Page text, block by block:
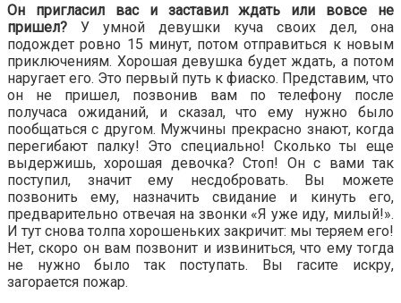
Он пригласил вас и заставил ждать или вовсе не
пришел? У умной девушки куча своих дел, она
подождет ровно 15 минут, потом отправиться к новым
приключениям. Хорошая девушка будет ждать, а потом
наругает его. Это первый путь к фиаско. Представим, что
он не пришел, позвонив вам по телефону после
получаса ожиданий, и сказал, что ему нужно было
пообщаться с другом. Мужчины прекрасно знают, когда
перегибают палку! Это специально! Сколько ты еще
выдержишь, хорошая девочка? Стоп! Он с вами так
поступил, значит ему несдобровать. Вы можете
позвонить ему, назначить свидание и кинуть его,
предварительно отвечая на звонки «Я уже иду, милый!».
И тут снова толпа хорошеньких закричит: мы теряем его!
Нет, скоро он вам позвонит и извиниться, что ему тогда
не нужно было так поступать. Вы гасите искру,
загорается пожар.